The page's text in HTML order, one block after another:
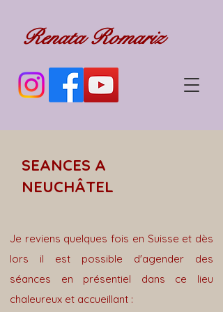
Renata Romariz
SEANCES A
NEUCHÂTEL
Je reviens quelques fois en Suisse et dès
lors il est possible d'agender des
séances en présentiel dans ce lieu
chaleureux et accueillant :